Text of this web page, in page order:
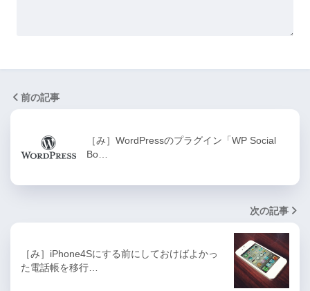
前の記事
［み］WordPressのプラグイン「WP Social
Bo…
次の記事
［み］iPhone4Sにする前にしておけばよかっ
た電話帳を移行…